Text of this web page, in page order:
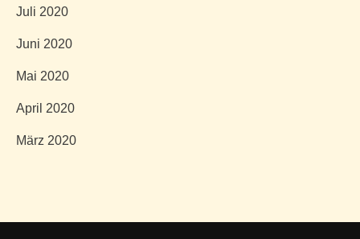
Juli 2020
Juni 2020
Mai 2020
April 2020
März 2020